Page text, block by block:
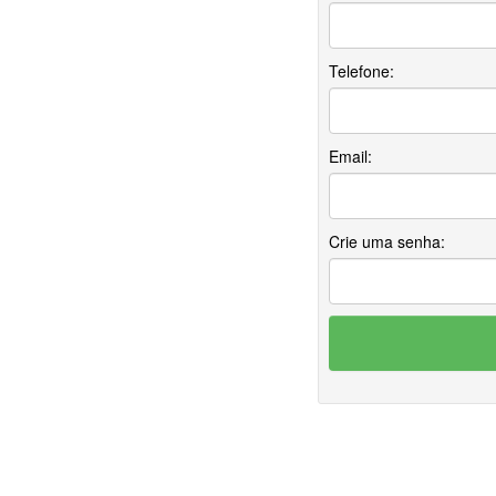
Telefone:
Email:
Crie uma senha: